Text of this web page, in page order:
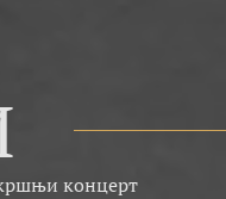
концерт